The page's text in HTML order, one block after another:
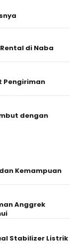
di Naba
Pengiriman
dengan
Kemampuan
Anggrek
Stabilizer Listrik